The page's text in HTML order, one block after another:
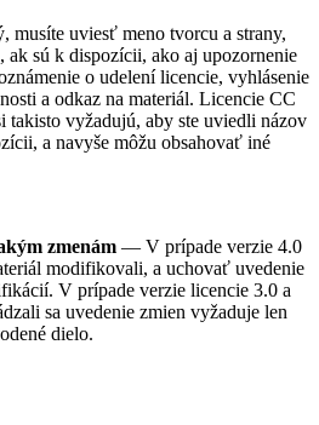
uviesť meno tvorcu a strany,
ak sú k dispozícii, ako aj upozornenie
o udelení licencie, vyhlásenie
a odkaz na materiál. Licencie CC
takisto vyžadujú, aby ste uviedli názov
a navyše môžu obsahovať iné
zmenám — V prípade verzie 4.0
modifikovali, a uchovať uvedenie
V prípade verzie licencie 3.0 a
sa uvedenie zmien vyžaduje len
dielo.